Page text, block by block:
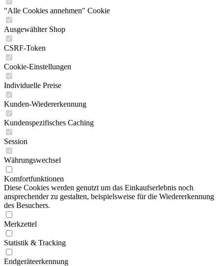
"Alle Cookies annehmen" Cookie
Ausgewählter Shop
CSRF-Token
Cookie-Einstellungen
Individuelle Preise
Kunden-Wiedererkennung
Kundenspezifisches Caching
Session
Währungswechsel
Komfortfunktionen
Diese Cookies werden genutzt um das Einkaufserlebnis noch
ansprechender zu gestalten, beispielsweise für die Wiedererkennung
des Besuchers.
Merkzettel
Statistik & Tracking
Endgeräteerkennung